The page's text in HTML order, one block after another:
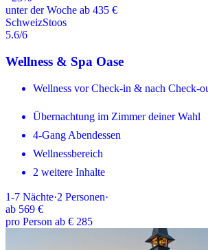
unter der Woche ab 435 €
SchweizStoos
5.6/6
Wellness & Spa Oase
Wellness vor Check-in & nach Check-
Übernachtung im Zimmer deiner Wahl
4-Gang Abendessen
Wellnessbereich
2 weitere Inhalte
1-7 Nächte·2 Personen·
ab 569 €
pro Person ab € 285